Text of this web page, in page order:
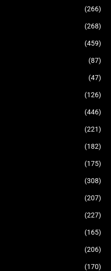
(266)
(268)
(459)
(87)
(47)
(126)
(446)
(221)
(182)
(175)
(308)
(207)
(227)
(165)
(206)
(170)